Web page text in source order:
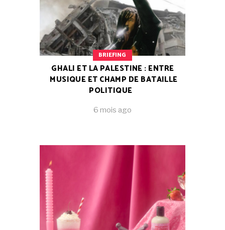
BRIEFING
GHALI ET LA PALESTINE : ENTRE
MUSIQUE ET CHAMP DE BATAILLE
POLITIQUE
6 mois ago